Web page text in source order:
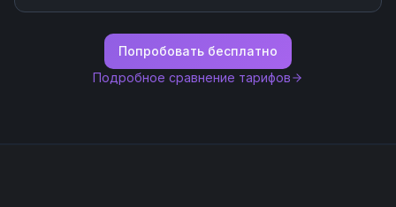
Попробовать бесплатно
Подробное сравнение тарифов